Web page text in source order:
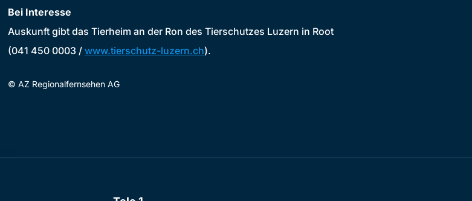
Bei Interesse
Auskunft gibt das Tierheim an der Ron des Tierschutzes Luzern in Root
(041 450 0003 / www.tierschutz-luzern.ch).
© AZ Regionalfernsehen AG